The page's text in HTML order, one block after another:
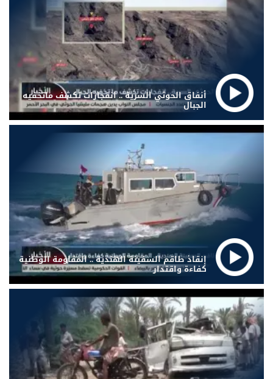
أنفاق الحوثي السرية .. انفجارات تكشف ماتخفيه
الجبال
إنقاذ طاقم السفينة الهندية .. المقاومة الوطنية
كفاءة واقتدار